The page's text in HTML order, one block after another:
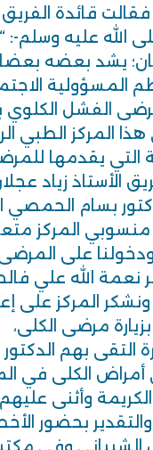
قائدة
الله عليه وسلم-:
يشد بعضه
المسؤولية
الفشل الكلوي
المركز الطبي
التي يقدمها
الأستاذ زياد
بسام الحمصي
المركز
ودخولنا على
الله علي
المركز على
بزيارة مرضى الكلى،
التقى بهم
الكلى في
وأثنى
بحضور